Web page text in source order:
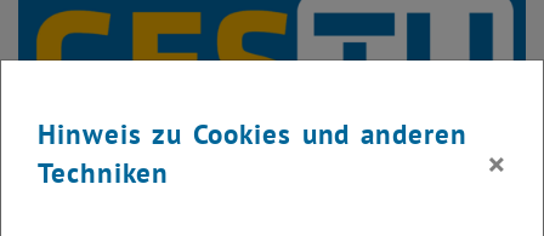
Hinweis zu Cookies und anderen
Techniken
×